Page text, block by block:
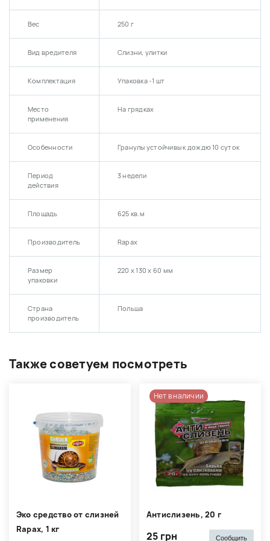
Вес 250 г
Вид вредителя Слизни, улитки
Комплектация Упаковка -1 шт
Место
применения
На грядках
Особенности Гранулы устойчивы к дождю 10 суток
Период
действия
3 недели
Площадь 625 кв.м
Производитель Rapax
Размер
упаковки
220 х 130 х 60 мм
Страна
производитель
Польша
Также советуем посмотреть
Эко средство от слизней
Rapax, 1 кг
Нет в наличии
Антислизень, 20 г
25 грн Сообщить